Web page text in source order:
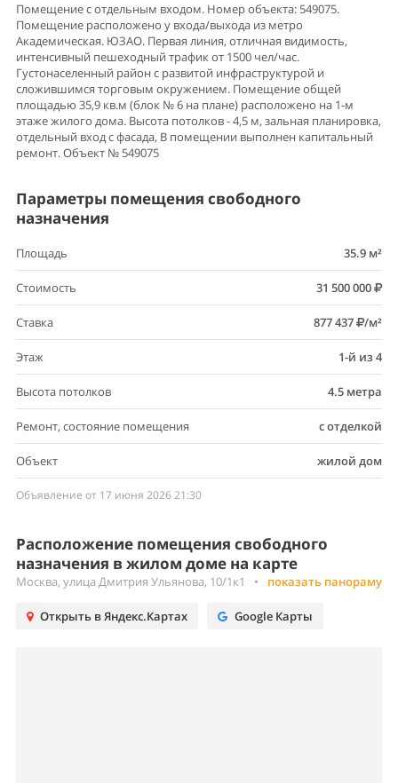
Помещение с отдельным входом. Номер объекта: 549075.
Помещение расположено у входа/выхода из метро
Академическая. ЮЗАО. Первая линия, отличная видимость,
интенсивный пешеходный трафик от 1500 чел/час.
Густонаселенный район с развитой инфраструктурой и
сложившимся торговым окружением. Помещение общей
площадью 35,9 кв.м (блок № 6 на плане) расположено на 1-м
этаже жилого дома. Высота потолков - 4,5 м, зальная планировка,
отдельный вход с фасада, В помещении выполнен капитальный
ремонт. Объект № 549075
Параметры помещения свободного
назначения
Площадь 35.9 м²
Стоимость 31 500 000
Ставка 877 437 /м²
Этаж 1-й из 4
Высота потолков 4.5 метра
Ремонт, состояние помещения с отделкой
Объект жилой дом
Объявление от 17 июня 2026 21:30
Расположение помещения свободного
назначения в жилом доме на карте
Москва, улица Дмитрия Ульянова, 10/1к1 • показать панораму
Открыть в Яндекс.Картах Google Карты